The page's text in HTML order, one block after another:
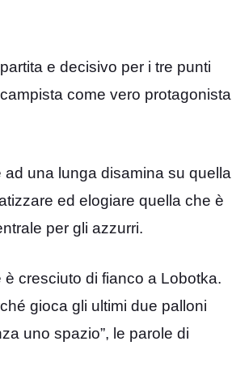
e decisivo per i tre punti
come vero protagonista
una lunga disamina su quella
ed elogiare quella che è
per gli azzurri.
è cresciuto di fianco a Lobotka.
gioca gli ultimi due palloni
uno spazio”, le parole di